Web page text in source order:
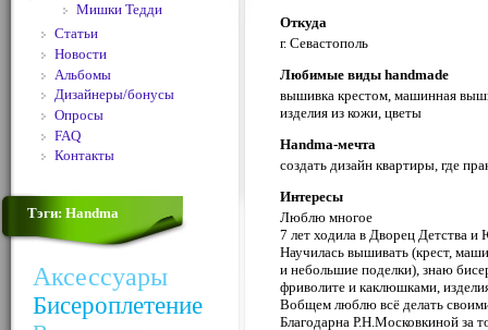
Мишки Тедди
Статьи
Новости
Альбомы
Дизайнеры/бонусы
Опросы
FAQ
Контакты
Тэги: Handma
Аксессуары
Бисероплетение
Откуда
г. Севастополь
Любимые виды handmade
вышивка крестом, машинная
изделия из кожи, цветы
Handma-мечта
создать дизайн квартиры, где
Интересы
Люблю многое
7 лет ходила в Дворец Детства
Научилась вышивать (крест,
и небольшие поделки), знаю
фриволите и каклюшками,
Вобщем люблю всё делать
Благодарна Р.Н.Московкиной за